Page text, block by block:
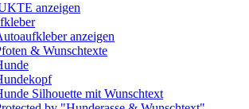
anzeigen
anzeigen
& Wunschtexte
Silhouette mit Wunschtext